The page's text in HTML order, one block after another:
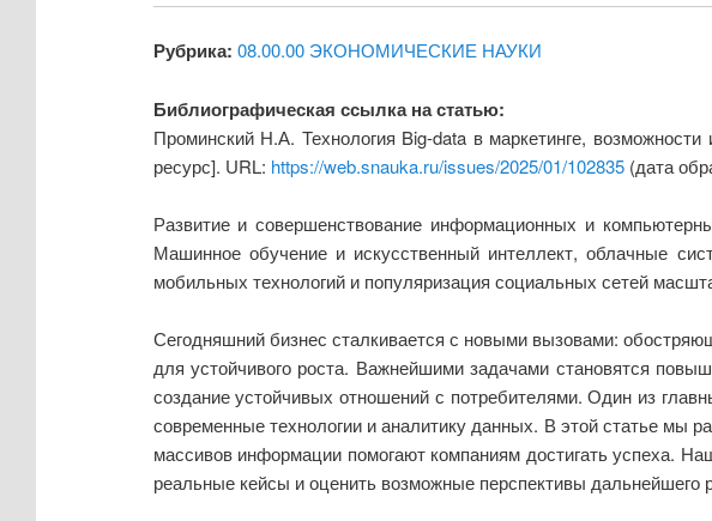
Рубрика: 08.00.00 ЭКОНОМИЧЕСКИЕ НАУКИ
Библиографическая ссылка на статью:
Проминский Н.А. Технология Big-data в маркетинге,
ресурс]. URL: https://web.snauka.ru/issues/2025/01/102835(дата
Развитие и совершенствование информационных и
Машинное обучение и искусственный интеллект, облачные
мобильных технологий и популяризация социальных сетей
Сегодняшний бизнес сталкивается с новыми вызовами:
для устойчивого роста. Важнейшими задачами становятся
создание устойчивых отношений с потребителями. Один из
современные технологии и аналитику данных. В этой статье мы
массивов информации помогают компаниям достигать успеха.
реальные кейсы и оценить возможные перспективы